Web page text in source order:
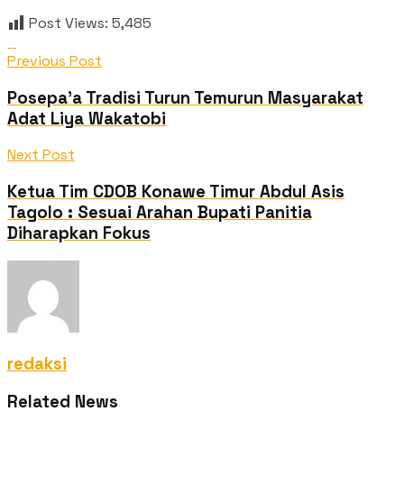
Post Views: 5,485
Previous Post
Posepa’a Tradisi Turun Temurun Masyarakat
Adat Liya Wakatobi
Next Post
Ketua Tim CDOB Konawe Timur Abdul Asis
Tagolo : Sesuai Arahan Bupati Panitia
Diharapkan Fokus
redaksi
Related News